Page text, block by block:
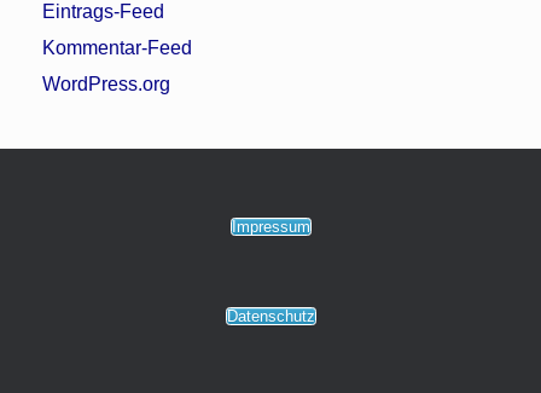
Eintrags-Feed
Kommentar-Feed
WordPress.org
Impressum
Datenschutz